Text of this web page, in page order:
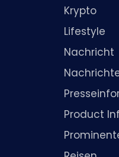
Krypto
Lifestyle
Nachricht
Product